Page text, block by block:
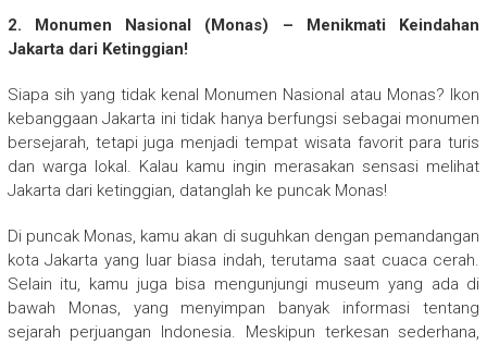
2. Monumen Nasional (Monas) – Menikmati Keindahan
Jakarta dari Ketinggian!
Siapa sih yang tidak kenal Monumen Nasional atau Monas? Ikon
kebanggaan Jakarta ini tidak hanya berfungsi sebagai monumen
bersejarah, tetapi juga menjadi tempat wisata favorit para turis
dan warga lokal. Kalau kamu ingin merasakan sensasi melihat
Jakarta dari ketinggian, datanglah ke puncak Monas!
Di puncak Monas, kamu akan di suguhkan dengan pemandangan
kota Jakarta yang luar biasa indah, terutama saat cuaca cerah.
Selain itu, kamu juga bisa mengunjungi museum yang ada di
bawah Monas, yang menyimpan banyak informasi tentang
sejarah perjuangan Indonesia. Meskipun terkesan sederhana,